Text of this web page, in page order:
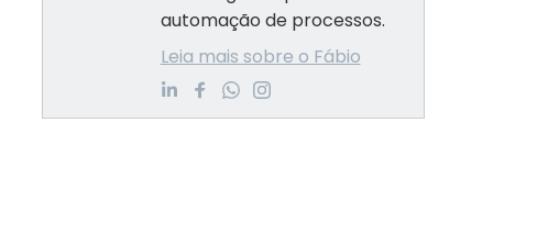
automação de processos.
Leia mais sobre o Fábio